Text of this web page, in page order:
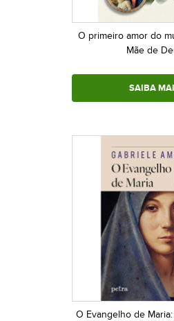
O primeiro amor do
Mãe de
SAIBA
O Evangelho de